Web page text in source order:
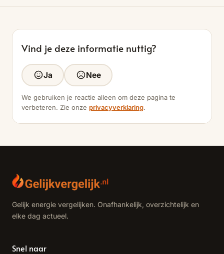
Vind je deze informatie nuttig?
Ja Nee
We gebruiken je reactie alleen om deze pagina te
verbeteren. Zie onze privacyverklaring.
Gelijk energie vergelijken. Onafhankelijk, overzichtelijk en
elke dag actueel.
Snel naar